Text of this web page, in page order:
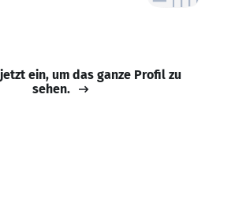
ein, um das ganze Profil zu
sehen.